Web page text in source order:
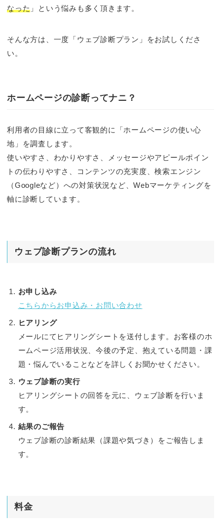
なった 」という悩みも多く頂きます。
そんな方は、一度「ウェブ診断プラン」をお試しくださ
い。
ホームページの診断ってナニ？
利用者の目線に立って客観的に「ホームページの使い心
地」を調査します。
使いやすさ、わかりやすさ、メッセージやアピールポイン
トの伝わりやすさ、コンテンツの充実度、検索エンジン
（Googleなど）への対策状況など、Webマーケティングを
軸に診断しています。
ウェブ診断プランの流れ
お申し込み
こちらからお申込み・お問い合わせ
ヒアリング
メールにてヒアリングシートを送付します。お客様のホ
ームページ活用状況、今後の予定、抱えている問題・課
題・悩んでいることなどを詳しくお聞かせください。
ウェブ診断の実行
ヒアリングシートの回答を元に、ウェブ診断を行いま
す。
結果のご報告
ウェブ診断の診断結果（課題や気づき）をご報告しま
す。
料金